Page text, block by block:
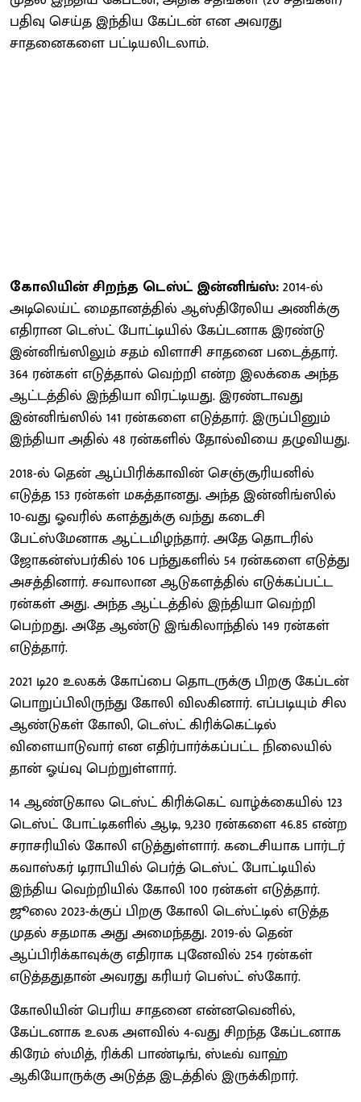
பதிவு செய்த இந்திய கேப்டன் என அவரது
சாதனைகளை பட்டியலிடலாம்.
கோலியின் சிறந்த டெஸ்ட் இன்னிங்ஸ்:2014-ல்
அடிலெய்ட் மைதானத்தில் ஆஸ்திரேலிய அணிக்கு
எதிரான டெஸ்ட் போட்டியில் கேப்டனாக இரண்டு
இன்னிங்ஸிலும் சதம் விளாசி சாதனை படைத்தார்.
364 ரன்கள் எடுத்தால் வெற்றி என்ற இலக்கை அந்த
ஆட்டத்தில் இந்தியா விரட்டியது. இரண்டாவது
இன்னிங்ஸில் 141 ரன்களை எடுத்தார். இருப்பினும்
இந்தியா அதில் 48 ரன்களில் தோல்வியை தழுவியது.
2018-ல் தென் ஆப்பிரிக்காவின் செஞ்சூரியனில்
எடுத்த 153 ரன்கள் மகத்தானது. அந்த இன்னிங்ஸில்
10-வது ஓவரில் களத்துக்கு வந்து கடைசி
பேட்ஸ்மேனாக ஆட்டமிழந்தார். அதே தொடரில்
ஜோகன்ஸ்பர்கில் 106 பந்துகளில் 54 ரன்களை எடுத்து
அசத்தினார். சவாலான ஆடுகளத்தில் எடுக்கப்பட்ட
ரன்கள் அது. அந்த ஆட்டத்தில் இந்தியா வெற்றி
பெற்றது. அதே ஆண்டு இங்கிலாந்தில் 149 ரன்கள்
எடுத்தார்.
2021 டி20 உலகக் கோப்பை தொடருக்கு பிறகு கேப்டன்
பொறுப்பிலிருந்து கோலி விலகினார். எப்படியும் சில
ஆண்டுகள் கோலி, டெஸ்ட் கிரிக்கெட்டில்
விளையாடுவார் என எதிர்பார்க்கப்பட்ட நிலையில்
தான் ஓய்வு பெற்றுள்ளார்.
14 ஆண்டுகால டெஸ்ட் கிரிக்கெட் வாழ்க்கையில் 123
டெஸ்ட் போட்டிகளில் ஆடி, 9,230 ரன்களை 46.85 என்ற
சராசரியில் கோலி எடுத்துள்ளார். கடைசியாக பார்டர்
கவாஸ்கர் டிராபியில் பெர்த் டெஸ்ட் போட்டியில்
இந்திய வெற்றியில் கோலி 100 ரன்கள் எடுத்தார்.
ஜூலை 2023-க்குப் பிறகு கோலி டெஸ்ட்டில் எடுத்த
முதல் சதமாக அது அமைந்தது. 2019-ல் தென்
ஆப்பிரிக்காவுக்கு எதிராக புனேவில் 254 ரன்கள்
எடுத்ததுதான் அவரது கரியர் பெஸ்ட் ஸ்கோர்.
கோலியின் பெரிய சாதனை என்னவெனில்,
கேப்டனாக உலக அளவில் 4-வது சிறந்த கேப்டனாக
கிரேம் ஸ்மித், ரிக்கி பாண்டிங், ஸ்டீவ் வாஹ்
ஆகியோருக்கு அடுத்த இடத்தில் இருக்கிறார்.